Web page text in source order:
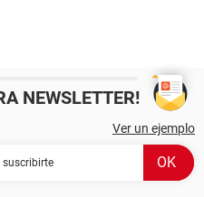
NEWSLETTER!
Ver un ejemplo